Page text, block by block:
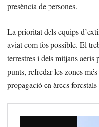
presència de persones.
La prioritat dels equips
aviat com fos possible. El
terrestres i dels mitjans aeris
punts, refredar les zones
propagació en àrees